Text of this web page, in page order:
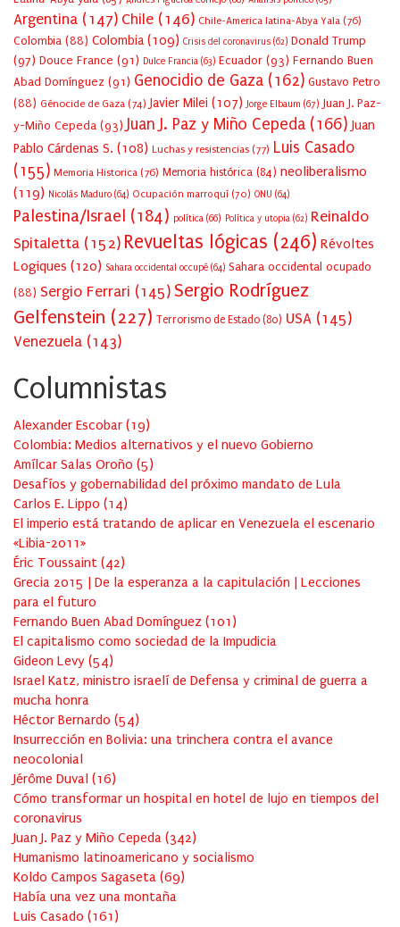
Argentina (147) Chile (146) Chile-America latina-Abya Yala (76)
Colombia (88) Colombia(109) Crisis del coronavirus (62) Donald Trump
(97) Douce France (91) Dulce Francia (63) Ecuador (93) Fernando Buen
Abad Domínguez (91) Genocidio de Gaza (162) Gustavo Petro
(88) Génocide de Gaza (74) Javier Milei (107) Jorge Elbaum (67) Juan J. Paz-
y-Miño Cepeda (93) Juan J. Paz y Miño Cepeda (166) Juan
Pablo Cárdenas S. (108) Luchas y resistencias (77) Luis Casado
(155) Memoria Historica (76) Memoria histórica (84) neoliberalismo
(119) Nicolás Maduro (64) Ocupación marroquí (70) ONU (64)
Palestina/Israel (184) política (66) Política y utopia (62) Reinaldo
Spitaletta (152) Revueltas lógicas (246) Révoltes
Logiques (120) Sahara occidental occupé (64) Sahara occidental ocupado
(88) Sergio Ferrari (145) Sergio Rodríguez
Gelfenstein (227) Terrorismo de Estado (80) USA (145)
Venezuela (143)
Columnistas
Alexander Escobar (19)
Colombia: Medios alternativos y el nuevo Gobierno
Amílcar Salas Oroño (5)
Desafíos y gobernabilidad del próximo mandato de Lula
Carlos E. Lippo (14)
El imperio está tratando de aplicar en Venezuela el escenario
«Libia-2011»
Éric Toussaint (42)
Grecia 2015 | De la esperanza a la capitulación | Lecciones
para el futuro
Fernando Buen Abad Domínguez (101 )
El capitalismo como sociedad de la Impudicia
Gideon Levy (54)
Israel Katz, ministro israelí de Defensa y criminal de guerra a
mucha honra
Héctor Bernardo (54)
Insurrección en Bolivia: una trinchera contra el avance
neocolonial
Jérôme Duval (16)
Cómo transformar un hospital en hotel de lujo en tiempos del
coronavirus
Juan J. Paz y Miño Cepeda (342)
Humanismo latinoamericano y socialismo
Koldo Campos Sagaseta (69)
Había una vez una montaña
Luis Casado (161 )